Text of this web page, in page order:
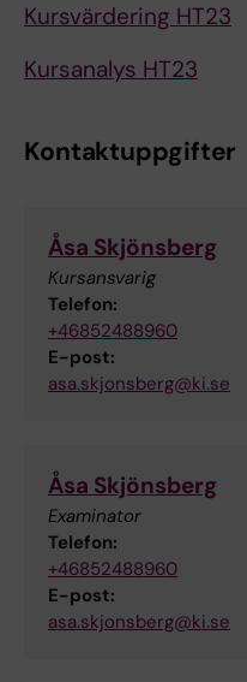
Kursvärdering HT23
Kursanalys HT23
Kontaktuppgifter
Åsa Skjönsberg
Kursansvarig
Telefon:
+46852488960
E-post:
asa.skjonsberg@ki.se
Åsa Skjönsberg
Examinator
Telefon:
+46852488960
E-post:
asa.skjonsberg@ki.se